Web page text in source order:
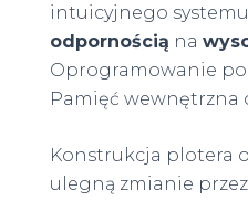
intuicyjnego systemu
odpornością na
Oprogramowanie
Pamięć wewnętrzna
Konstrukcja plotera
ulegną zmianie